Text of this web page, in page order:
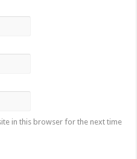
in this browser for the next time